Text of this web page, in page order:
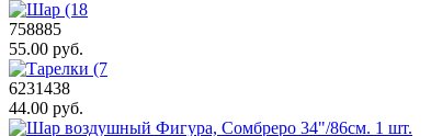
758885
55.00 руб.
6231438
44.00 руб.